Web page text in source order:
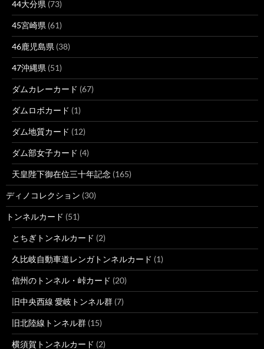
44大分県 (73)
45宮崎県 (61)
46鹿児島県 (38)
47沖縄県 (51)
ダムカレーカード (67)
ダムロボカード (1)
ダム地質カード (12)
ダム部女子カード (4)
天皇陛下御在位三十年記念 (165)
ディノコレクション (30)
トンネルカード (51)
とちぎトンネルカード (2)
久比岐自動車道レンガトンネルカード (1)
信州のトンネル・峠カード (20)
旧中央西線 愛岐トンネル群 (7)
旧北陸線トンネル群 (15)
横須賀トンネルカード (2)